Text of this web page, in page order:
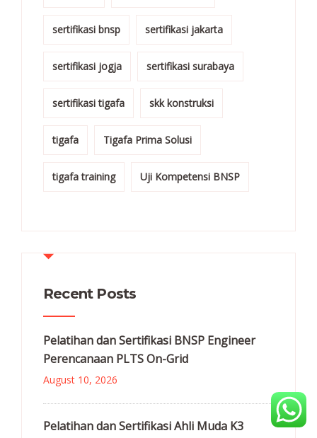
sertifikasi bnsp sertifikasi jakarta
sertifikasi jogja sertifikasi surabaya
sertifikasi tigafa skk konstruksi
tigafa Tigafa Prima Solusi
tigafa training Uji Kompetensi BNSP
Recent Posts
Pelatihan dan Sertifikasi BNSP Engineer
Perencanaan PLTS On-Grid
August 10, 2026
Pelatihan dan Sertifikasi Ahli Muda K3